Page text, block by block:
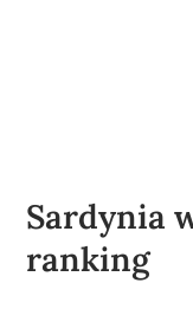
Sardynia
ranking